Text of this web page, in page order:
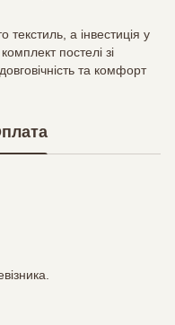
текстиль, а інвестиція у
постелі зі
та комфорт